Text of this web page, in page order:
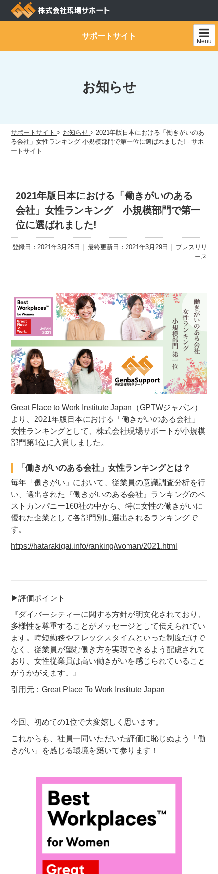
Skip
サポートサイト
Menu
お知らせ
サポートサイト > お知らせ > 2021年版日本における「働きがいのあ
る会社」女性ランキング 小規模部門で第一位に選ばれました! - サポ
ートサイト
2021年版日本における「働きがいのある
会社」女性ランキング 小規模部門で第一
位に選ばれました!
登録日：2021年3月25日 最終更新日：2021年3月29日
プレスリリ
ース
Great Place to Work Institute Japan（GPTWジャパン）
より、2021年版日本における「働きがいのある会社」
女性ランキングとして、株式会社現場サポートが小規模
部門第1位に入賞しました。
「働きがいのある会社」女性ランキングとは？
毎年「働きがい」において、従業員の意識調査分析を行
い、選出された『働きがいのある会社』ランキングのベ
ストカンパニー160社の中から、特に女性の働きがいに
優れた企業として各部門別に選出されるランキングで
す。
https://hatarakigai.info/ranking/woman/2021.html
▶評価ポイント
『ダイバーシティーに関する方針が明文化されており、
多様性を尊重することがメッセージとして伝えられてい
ます。時短勤務やフレックスタイムといった制度だけで
なく、従業員が望む働き方を実現できるよう配慮されて
おり、女性従業員は高い働きがいを感じられていること
がうかがえます。』
引用元：Great Place To Work Institute Japan
今回、初めての1位で大変嬉しく思います。
これからも、社員一同いただいた評価に恥じぬよう「働
きがい」を感じる環境を築いて参ります！